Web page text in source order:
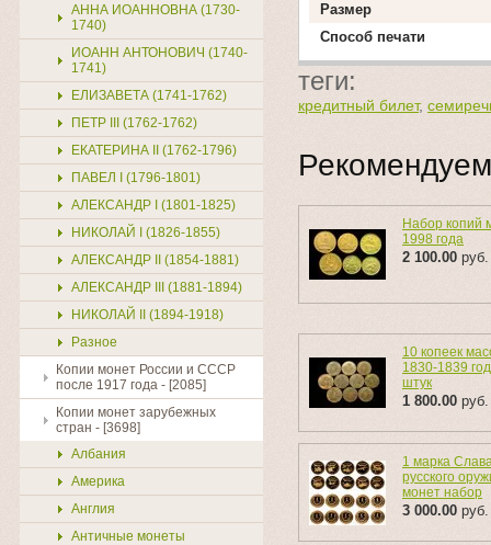
АННА ИОАННОВНА (1730-
1740)
ИОАНН АНТОНОВИЧ (1740-
1741)
ЕЛИЗАВЕТА (1741-1762)
ПЕТР III (1762-1762)
ЕКАТЕРИНА II (1762-1796)
ПАВЕЛ I (1796-1801)
АЛЕКСАНДР I (1801-1825)
НИКОЛАЙ I (1826-1855)
АЛЕКСАНДР II (1854-1881)
АЛЕКСАНДР III (1881-1894)
НИКОЛАЙ II (1894-1918)
Разное
Копии монет России и СССР
после 1917 года - [2085]
Копии монет зарубежных
стран - [3698]
Албания
Америка
Англия
Античные монеты
Размер
Способ печати
теги:
кредитный билет,
Набор копий
1998 года
2 100.00 руб.
10 копеек
1830-1839
штук
1 800.00 руб.
1 марка
русского
монет набор
3 000.00 руб.